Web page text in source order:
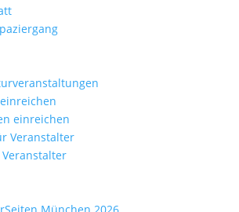
einreichen
Veranstalter